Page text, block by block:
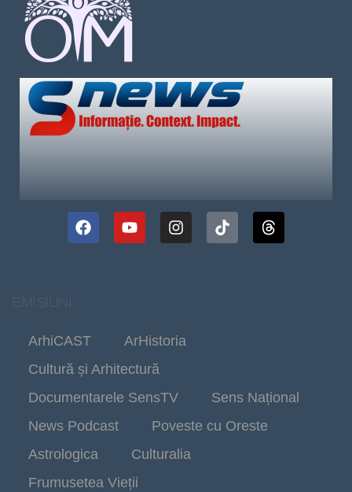
ArhiCAST
ArHistoria
Cultură și Arhitectură
Documentarele SensTV
Sens Național
News Podcast
Poveste cu Oreste
Astrologica
Culturalia
Frumusetea Vieții